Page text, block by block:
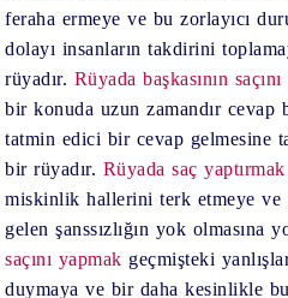
feraha ermeye ve bu zorlayıcı
dolayı insanların takdirini
rüyadır. Rüyada başkasının
bir konuda uzun zamandır cevap
tatmin edici bir cevap gelmesine
bir rüyadır. Rüyada saç yaptırmak
miskinlik hallerini terk etmeye ve
gelen şanssızlığın yok olmasına
saçını yapmak geçmişteki
duymaya ve bir daha kesinlikle